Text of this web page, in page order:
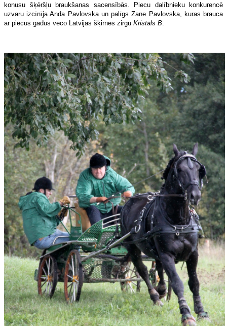
konusu šķēršļu braukšanas sacensībās. Piecu dalībnieku konkurencē
uzvaru izcīnīja Anda Pavlovska un palīgs Zane Pavlovska, kuras brauca
ar piecus gadus veco Latvijas šķirnes zirgu Kristāls B